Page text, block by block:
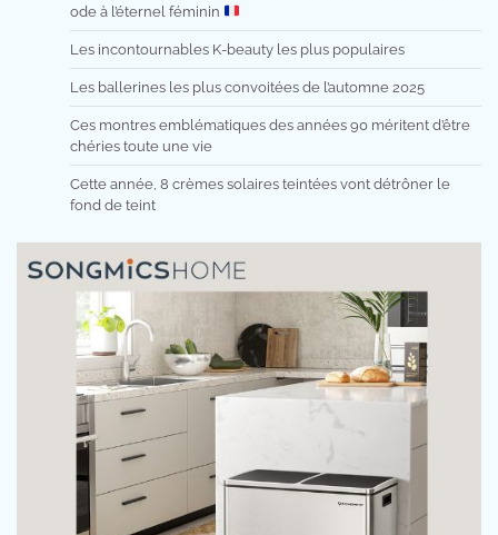
ode à l’éternel féminin
Les incontournables K-beauty les plus populaires
Les ballerines les plus convoitées de l’automne 2025
Ces montres emblématiques des années 90 méritent d’être
chéries toute une vie
Cette année, 8 crèmes solaires teintées vont détrôner le
fond de teint